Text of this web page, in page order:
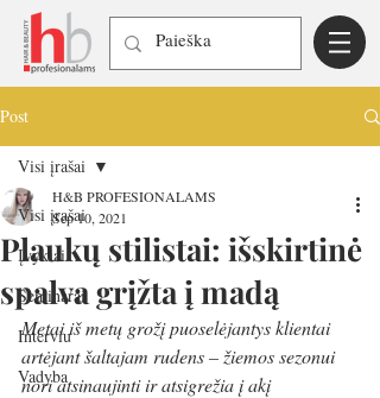
Post
Visi įrašai
Įvykiai
Seminarai
Interviu
Vadyba
Visi įrašai
Plaukų stilistai: išskirtinė
spalva grįžta į madą
H&B PROFESIONALAMS
Sep 10, 2021
Metai iš metų grožį puoselėjantys klientai
artėjant šaltajam rudens – žiemos sezonui
nori atsinaujinti ir atsigrežia į akį